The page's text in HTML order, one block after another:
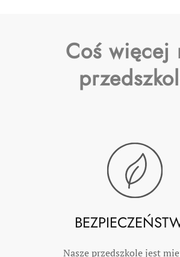
Coś więcej
Nasze przedszkole jest